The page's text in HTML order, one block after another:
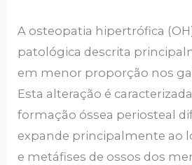
A osteopatia hipertrófica
patológica descrita
em menor proporção nos
Esta alteração é
formação óssea periosteal
expande principalmente ao
e metáfises de ossos dos